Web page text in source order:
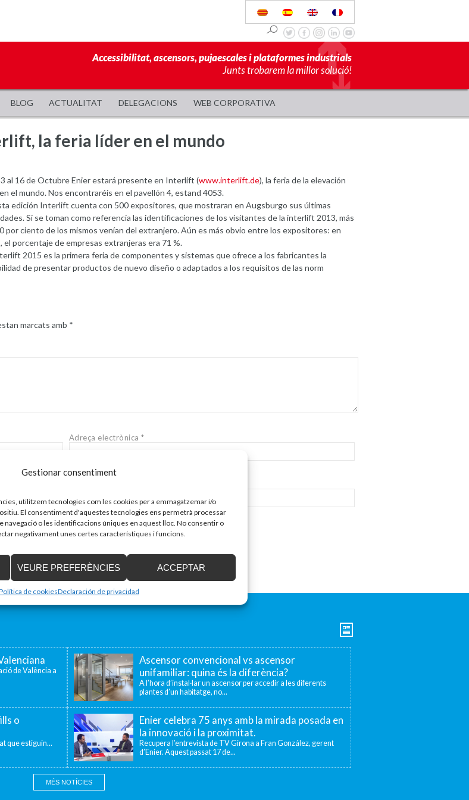
Gestionar consentiment
utilitzem tecnologies com les cookies per a emmagatzemar i/o
El consentiment d'aquestes tecnologies ens permetrà processar
navegació o les identificacions úniques en aquest lloc. No consentir o
negativament unes certes característiques i funcions.
ACCEPTAR
VEURE PREFERÈNCIES
de cookiesDeclaración de privacidad
Accessibilitat, ascensors, pujaescales i plataformes industrials
Junts trobarem la millor solució!
BLOG ACTUALITAT DELEGACIONS WEB CORPORATIVA
la feria líder en el mundo
al 16 de Octubre Enier estará presente en Interlift (www.interlift.de), la feria de la elevación
el mundo. Nos encontraréis en el pavellón 4, estand 4053.
edición Interlift cuenta con 500 expositores, que mostraran en Augsburgo sus últimas
Si se toman como referencia las identificaciones de los visitantes de la interlift 2013, más
por ciento de los mismos venían del extranjero. Aún es más obvio entre los expositores: en
el porcentaje de empresas extranjeras era 71 %.
2015 es la primera feria de componentes y sistemas que ofrece a los fabricantes la
de presentar productos de nuevo diseño o adaptados a los requisitos de las norm
marcats amb *
Adreça electrònica*
de València a
Ascensor convencional vs ascensor
unifamiliar: quina és la diferència?
A l’hora d’instal·lar un ascensor per accedir a les diferents
plantes d’un habitatge, no...
o
que estiguin...
Enier celebra 75 anys amb la mirada posada en
la innovació i la proximitat.
Recupera l’entrevista de TV Girona a Fran González, gerent
d’Enier. Aquest passat 17 de...
MÉS NOTÍCIES